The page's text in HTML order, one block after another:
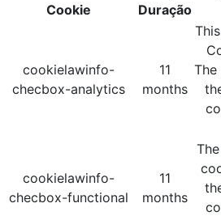
Cookie
Duração
cookielawinfo-
checbox-analytics
11
months
cookielawinfo-
checbox-functional
11
months